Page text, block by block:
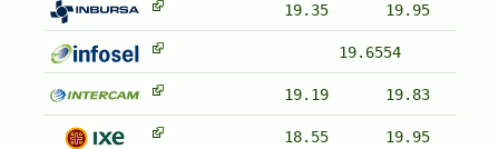
19.35 19.95
19.6554
19.19 19.83
18.55 19.95